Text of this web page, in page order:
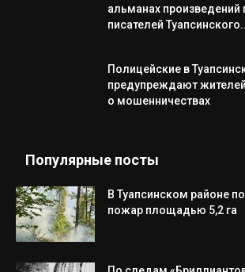
альманах произведений
писателей
Полицейские в
предупреждают жителей
о мошенничествах
Популярные посты
В Туапсинском районе
пожар площадью 5,2 га